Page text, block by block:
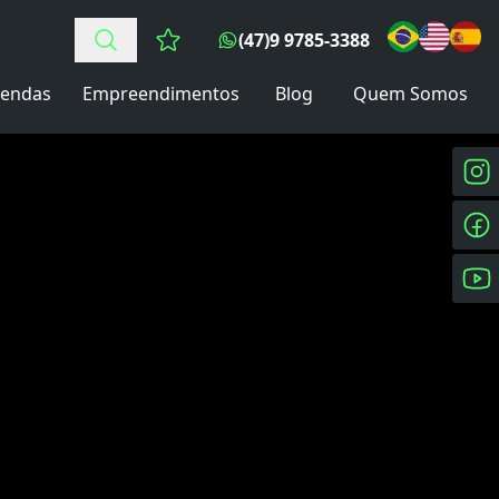
Favoritos (0 itens)
(47)9 9785-3388
Empreendimentos Blog Quem Somos